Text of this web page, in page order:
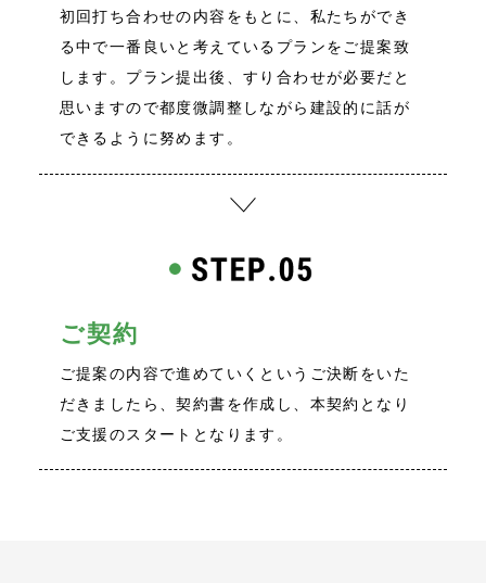
初回打ち合わせの内容をもとに、私たちができ
る中で一番良いと考えているプランをご提案致
します。プラン提出後、すり合わせが必要だと
思いますので都度微調整しながら建設的に話が
できるように努めます。
ご契約
ご提案の内容で進めていくというご決断をいた
だきましたら、契約書を作成し、本契約となり
ご支援のスタートとなります。